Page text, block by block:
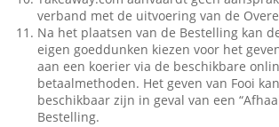
verband met de uitvoering van de
Na het plaatsen van de Bestelling kan
eigen goeddunken kiezen voor het
aan een koerier via de beschikbare
betaalmethoden. Het geven van Fooi
beschikbaar zijn in geval van een
Bestelling.